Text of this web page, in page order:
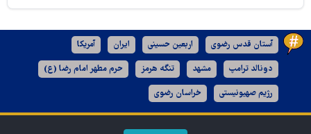
آستان قدس رضوی اربعین حسینی ایران آمریکا
دونالد ترامپ مشهد تنگه هرمز حرم مطهر امام رضا (ع)
رژیم صهیونیستی خراسان رضوی